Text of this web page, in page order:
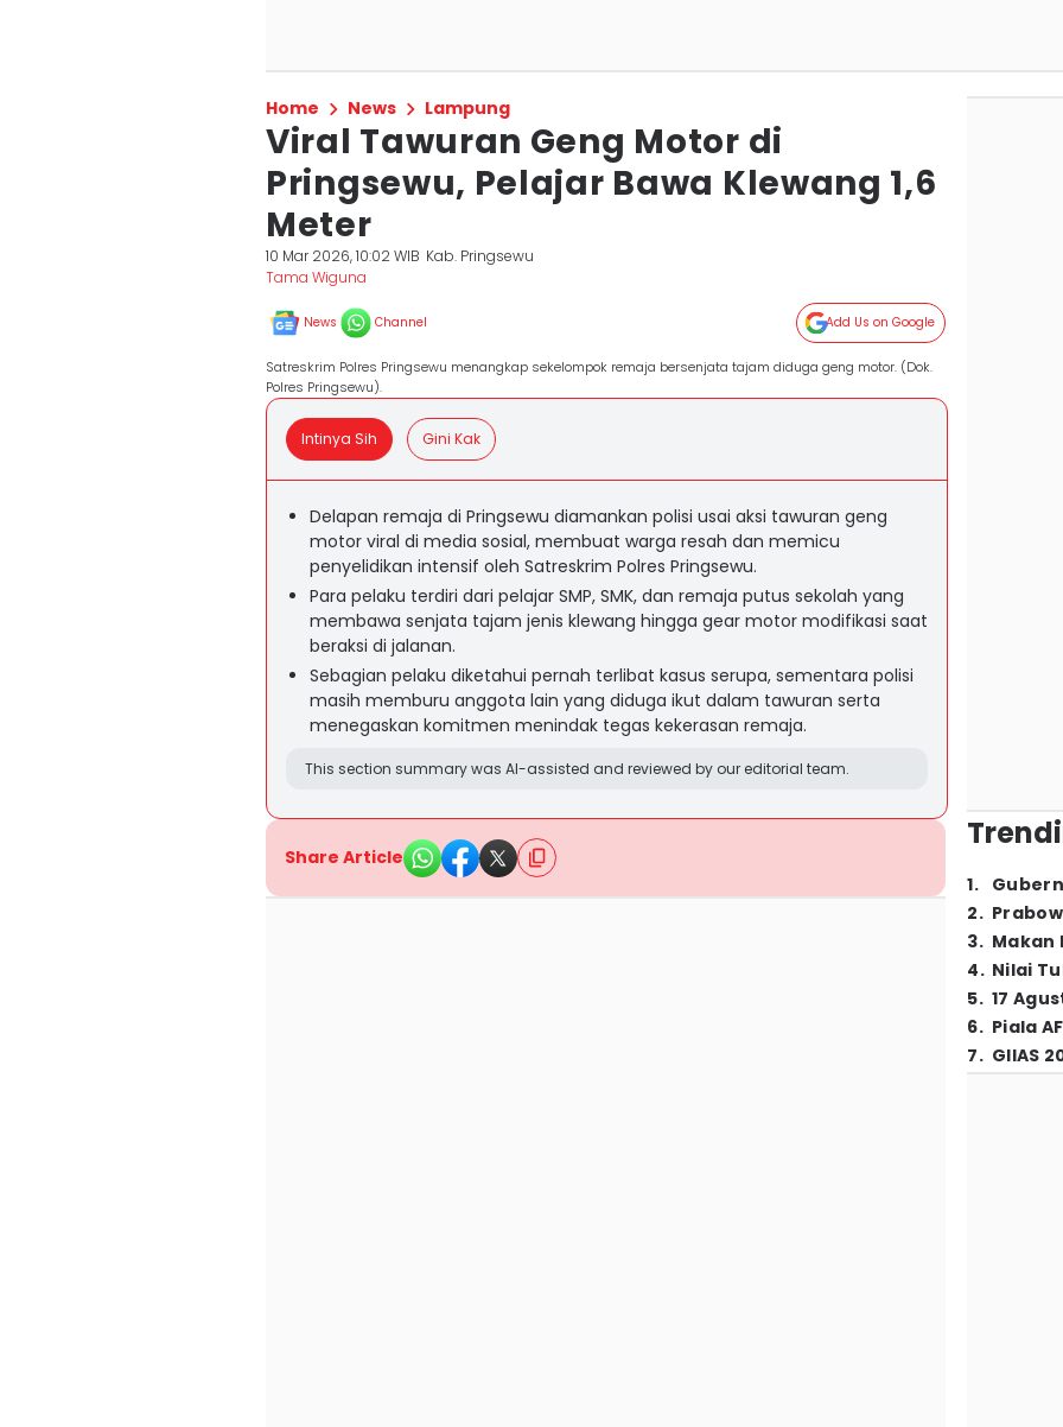
Home News Lampung
Viral Tawuran Geng Motor di
Pringsewu, Pelajar Bawa Klewang 1,6
Meter
10 Mar 2026, 10:02 WIB Kab. Pringsewu
Tama Wiguna
News Channel Add Us on Google
Satreskrim Polres Pringsewu menangkap sekelompok remaja bersenjata tajam diduga geng motor. (Dok.
Polres Pringsewu).
Intinya Sih Gini Kak
Delapan remaja di Pringsewu diamankan polisi usai aksi tawuran geng
motor viral di media sosial, membuat warga resah dan memicu
penyelidikan intensif oleh Satreskrim Polres Pringsewu.
Para pelaku terdiri dari pelajar SMP, SMK, dan remaja putus sekolah yang
membawa senjata tajam jenis klewang hingga gear motor modifikasi saat
beraksi di jalanan.
Sebagian pelaku diketahui pernah terlibat kasus serupa, sementara polisi
masih memburu anggota lain yang diduga ikut dalam tawuran serta
menegaskan komitmen menindak tegas kekerasan remaja.
This section summary was AI-assisted and reviewed by our editorial team.
Share Article
1.
2.
3. Makan
4. Nilai
5. 17
6. Piala
7. GIIAS